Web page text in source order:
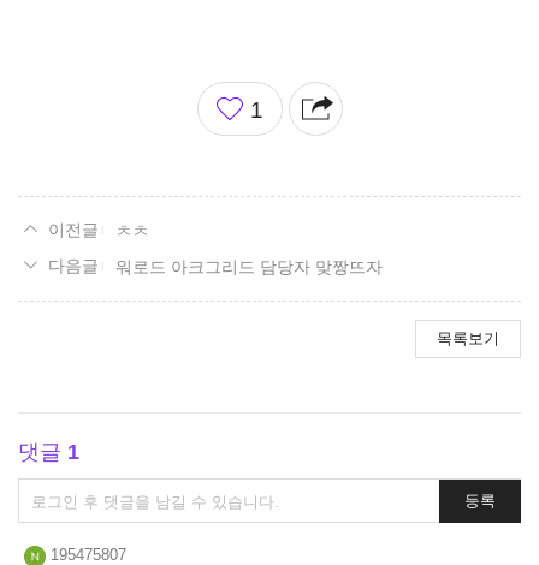
좋
아
1
ㅊㅊ
워로드 아크그리드 담당자 맞짱뜨자
목록보기
댓글 1
댓
글
쓰
등록
195475807